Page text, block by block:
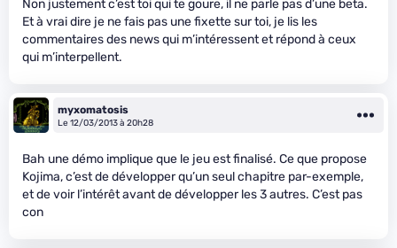
Non justement c’est toi qui te goure, il ne parle pas d’une beta.
Et à vrai dire je ne fais pas une fixette sur toi, je lis les
commentaires des news qui m’intéressent et répond à ceux
qui m’interpellent.
myxomatosis
Le 12/03/2013 à 20h28
Bah une démo implique que le jeu est finalisé. Ce que propose
Kojima, c’est de développer qu’un seul chapitre par-exemple,
et de voir l’intérêt avant de développer les 3 autres. C’est pas
con